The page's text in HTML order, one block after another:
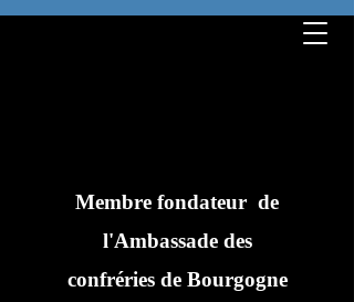
Membre fondateur de
l'Ambassade des
confréries de Bourgogne